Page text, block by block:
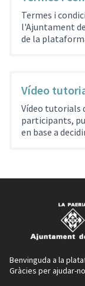
Termes i
l'Ajuntament
de la
Vídeo
Vídeo tutorials
participants,
en base a
Benvinguda a la
Gràcies per ajudar-